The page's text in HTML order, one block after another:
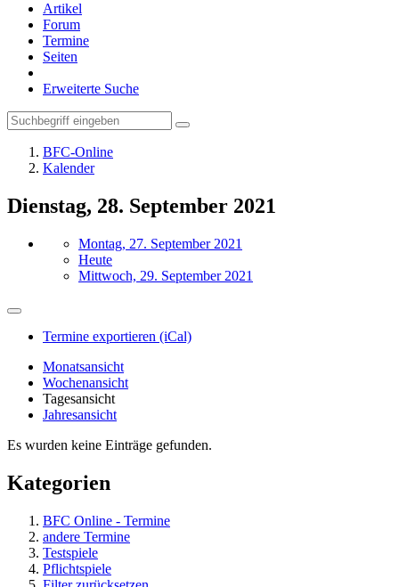
Artikel
Forum
Termine
Seiten
Erweiterte Suche
BFC-Online
Kalender
Dienstag, 28. September 2021
Montag, 27. September 2021
Heute
Mittwoch, 29. September 2021
Termine exportieren (iCal)
Monatsansicht
Wochenansicht
Tagesansicht
Jahresansicht
Es wurden keine Einträge gefunden.
Kategorien
BFC Online - Termine
andere Termine
Testspiele
Pflichtspiele